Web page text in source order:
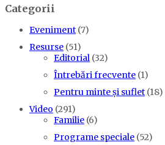
Categorii
Eveniment (7)
Resurse (51)
Editorial (32)
Întrebări frecvente (1)
Pentru minte și suflet (18)
Video (291)
Familie (6)
Programe speciale (52)